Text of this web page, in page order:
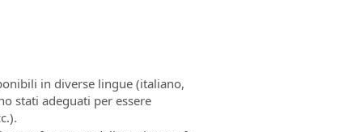
in diverse lingue (italiano,
stati adeguati per essere